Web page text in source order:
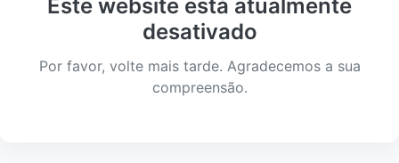
Este website está atualmente
desativado
Por favor, volte mais tarde. Agradecemos a sua
compreensão.